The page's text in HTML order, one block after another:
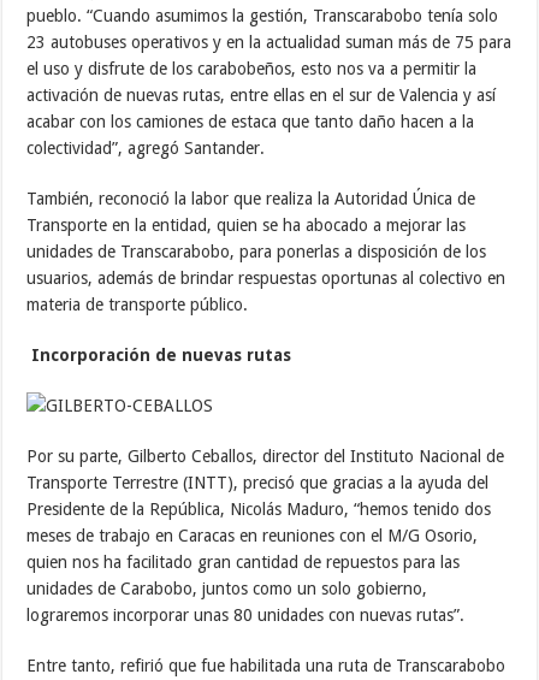
pueblo. “Cuando asumimos la gestión, Transcarabobo tenía solo
23 autobuses operativos y en la actualidad suman más de 75 para
el uso y disfrute de los carabobeños, esto nos va a permitir la
activación de nuevas rutas, entre ellas en el sur de Valencia y así
acabar con los camiones de estaca que tanto daño hacen a la
colectividad”, agregó Santander.
También, reconoció la labor que realiza la Autoridad Única de
Transporte en la entidad, quien se ha abocado a mejorar las
unidades de Transcarabobo, para ponerlas a disposición de los
usuarios, además de brindar respuestas oportunas al colectivo en
materia de transporte público.
Incorporación de nuevas rutas
Por su parte, Gilberto Ceballos, director del Instituto Nacional de
Transporte Terrestre (INTT), precisó que gracias a la ayuda del
Presidente de la República, Nicolás Maduro, “hemos tenido dos
meses de trabajo en Caracas en reuniones con el M/G Osorio,
quien nos ha facilitado gran cantidad de repuestos para las
unidades de Carabobo, juntos como un solo gobierno,
lograremos incorporar unas 80 unidades con nuevas rutas”.
Entre tanto, refirió que fue habilitada una ruta de Transcarabobo